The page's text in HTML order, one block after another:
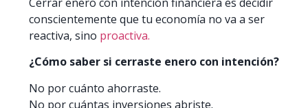
conscientemente que tu economía no va a ser
reactiva, sino proactiva.
¿Cómo saber si cerraste enero con intención?
No por cuánto ahorraste.
No por cuántas inversiones abriste.